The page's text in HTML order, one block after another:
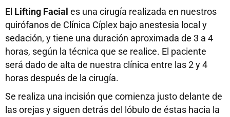
El Lifting Facial es una cirugía realizada en nuestros
quirófanos de Clínica Cíplex bajo anestesia local y
sedación, y tiene una duración aproximada de 3 a 4
horas, según la técnica que se realice. El paciente
será dado de alta de nuestra clínica entre las 2 y 4
horas después de la cirugía.
Se realiza una incisión que comienza justo delante de
las orejas y siguen detrás del lóbulo de éstas hacia la